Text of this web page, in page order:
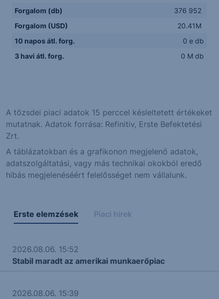
Forgalom (db)
376 952
Forgalom (USD)
20.41M
10 napos átl. forg.
0 e db
3 havi átl. forg.
0 M db
A tőzsdei piaci adatok 15 perccel késleltetett értékeket
mutatnak. Adatok forrása: Refinitiv, Erste Befektetési
Zrt.
A táblázatokban és a grafikonon megjelenő adatok,
adatszolgáltatási, vagy más technikai okokból eredő
hibás megjelenéséért felelősséget nem vállalunk.
Erste elemzések Piaci hírek
2026.08.06. 15:52
Stabil maradt az amerikai munkaerőpiac
2026.08.06. 15:39